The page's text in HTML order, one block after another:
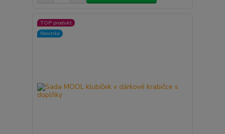
TOP produkt
Novinka